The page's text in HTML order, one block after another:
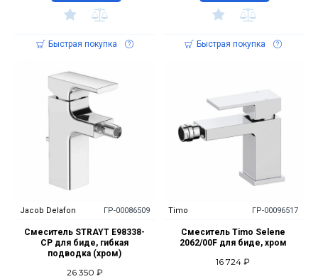
Быстрая покупка Быстрая покупка
Jacob Delafon ГР-00086509
Смеситель STRAYT E98338-
CP для биде, гибкая
подводка (хром)
26 350 ₽
Timo ГР-00096517
Смеситель Timo Selene
2062/00F для биде, хром
16 724 ₽